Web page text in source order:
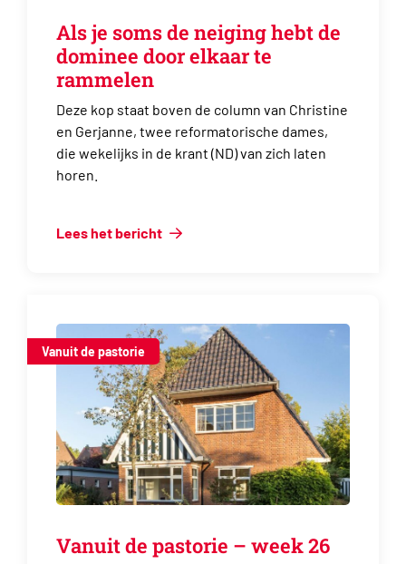
Als je soms de neiging hebt de
dominee door elkaar te
rammelen
Deze kop staat boven de column van Christine
en Gerjanne, twee reformatorische dames,
die wekelijks in de krant (ND) van zich laten
horen.
Lees het bericht
Vanuit de pastorie
Vanuit de pastorie – week 26